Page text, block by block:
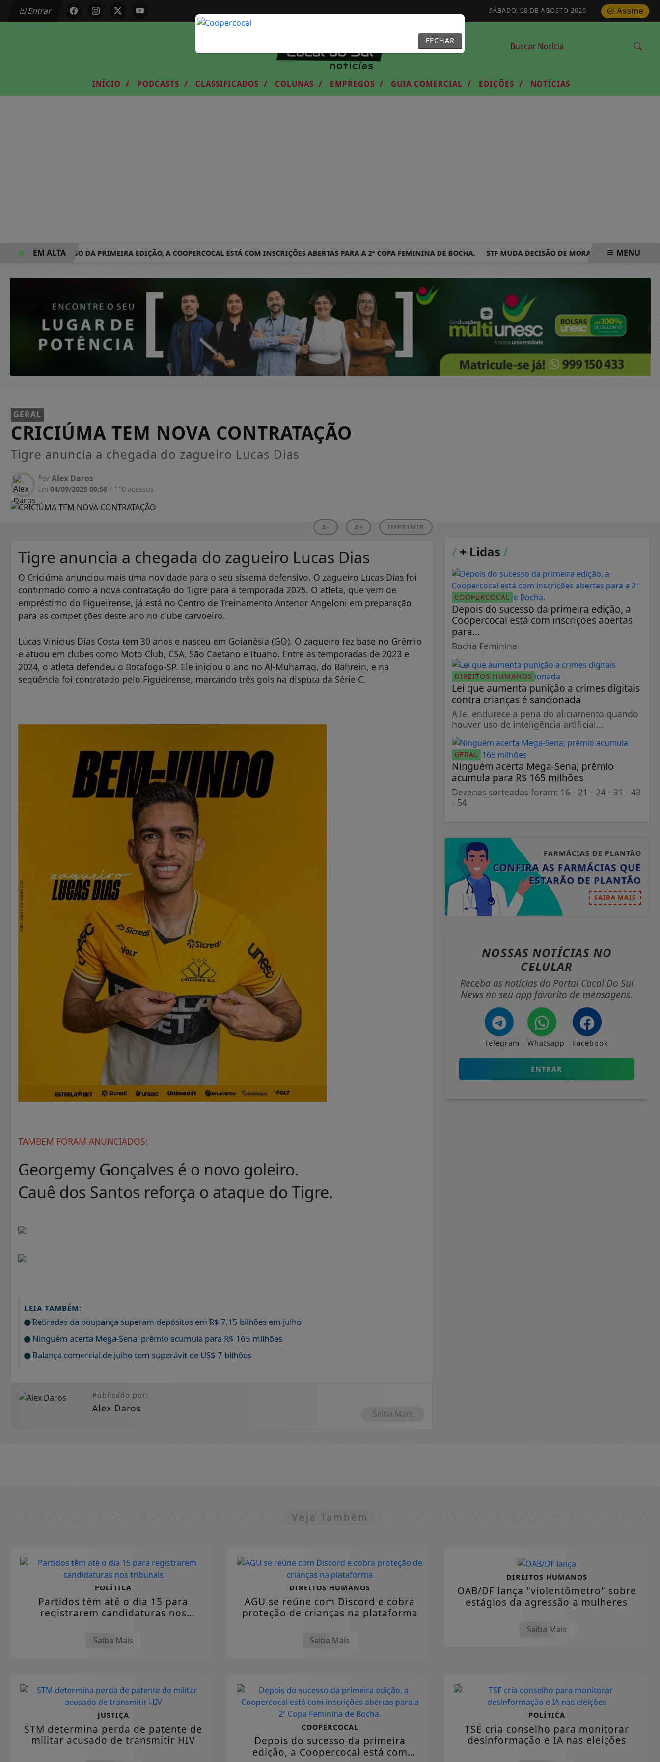
Entrar Assine
SÁBADO, 08 DE AGOSTO 2026
INÍCIO / PODCASTS / CLASSIFICADOS / COLUNAS / EMPREGOS / GUIA COMERCIAL / EDIÇÕES / NOTÍCIAS
DO SUCESSO DA PRIMEIRA EDIÇÃO, A COOPERCOCAL ESTÁ COM INSCRIÇÕES ABERTAS PARA A 2ª COPA FEMININA DE BOCHA. STF MUDA DECISÃO DE MORAES E REDUZ PENA DE
EM ALTA MENU
FECHAR
GERAL
CRICIÚMA TEM NOVA CONTRATAÇÃO
Tigre anuncia a chegada do zagueiro Lucas Dias
PorAlex Daros
Em 04/09/2025 00:56 / 110 acessos
A- A+ IMPRIMIR
Tigre anuncia a chegada do zagueiro Lucas Dias
O Criciúma anunciou mais uma novidade para o seu sistema defensivo. O zagueiro Lucas Dias foi
confirmado como a nova contratação do Tigre para a temporada 2025. O atleta, que vem de
empréstimo do Figueirense, já está no Centro de Treinamento Antenor Angeloni em preparação
para as competições deste ano no clube carvoeiro.
Lucas Vinicius Dias Costa tem 30 anos e nasceu em Goianésia (GO). O zagueiro fez base no Grêmio
e atuou em clubes como Moto Club, CSA, São Caetano e Ituano. Entre as temporadas de 2023 e
2024, o atleta defendeu o Botafogo-SP. Ele iniciou o ano no Al-Muharraq, do Bahrein, e na
sequência foi contratado pelo Figueirense, marcando três gols na disputa da Série C.
TAMBEM FORAM ANUNCIADOS:
Georgemy Gonçalves é o novo goleiro.
Cauê dos Santos reforça o ataque do Tigre.
LEIA TAMBÉM:
Retiradas da poupança superam depósitos em R$ 7,15 bilhões em julho
Ninguém acerta Mega-Sena; prêmio acumula para R$ 165 milhões
Balança comercial de julho tem superávit de US$ 7 bilhões
Publicado por:
Alex Daros Saiba Mais
/+ Lidas /
COOPERCOCAL
Depois do sucesso da primeira edição, a
Coopercocal está com inscrições abertas
para...
Bocha Feminina
DIREITOS HUMANOS
Lei que aumenta punição a crimes digitais
contra crianças é sancionada
A lei endurece a pena do aliciamento quando
houver uso de inteligência artificial...
GERAL
Ninguém acerta Mega-Sena; prêmio
acumula para R$ 165 milhões
Dezenas sorteadas foram: 16 - 21 - 24 - 31 - 43
- 54
FARMÁCIAS DE PLANTÃO
CONFIRA AS FARMÁCIAS QUE
ESTARÃO DE PLANTÃO
SAIBA MAIS
NOSSAS NOTÍCIAS NO
CELULAR
Receba as notícias do Portal Cocal Do Sul
News no seu app favorito de mensagens.
Telegram Whatsapp Facebook
ENTRAR
Veja Também
POLÍTICA
Partidos têm até o dia 15 para
registrarem candidaturas nos
Saiba Mais
DIREITOS HUMANOS
AGU se reúne com Discord e cobra
proteção de crianças na plataforma
Saiba Mais
DIREITOS HUMANOS
OAB/DF lança "violentômetro" sobre
estágios da agressão a mulheres
Saiba Mais
JUSTIÇA
STM determina perda de patente de
militar acusado de transmitir HIV
COOPERCOCAL
Depois do sucesso da primeira
edição, a Coopercocal está com
POLÍTICA
TSE cria conselho para monitorar
desinformação e IA nas eleições